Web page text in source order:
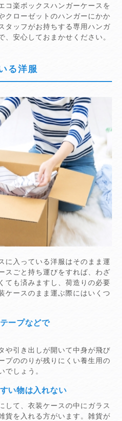
コ楽ボックスハンガーケースを
クローゼットのハンガーにかか
タッフがお持ちする専用ハンガ
、安心しておまかせください。
る洋服
に入っている洋服はそのまま運
スごと持ち運びをすれば、わざ
ても済みますし、荷造りの必要
ケースのまま運ぶ際にはいくつ
ープなどで
や引き出しが開いて中身が飛び
プののりが残りにくい養生用の
でしょう。
い物は入れない
して、衣装ケースの中にガラス
貨を入れる方がいます。雑貨が